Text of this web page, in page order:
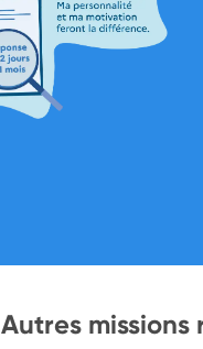
Autres